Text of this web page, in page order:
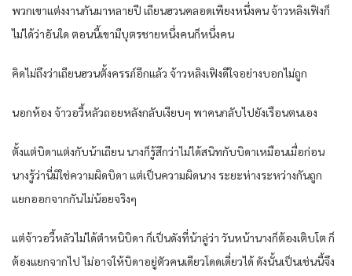
พวกเขาแต่งงานกันมาหลายปี เถียนฮวนคลอดเพียงหนึ่งคน จ้าวหลิงเฟิงก็
ไม่ได้ว่าอันใด ตอนนี้เขามีบุตรชายหนึ่งคนก็หนึ่งคน
คิดไม่ถึงว่าเถียนฮวนตั้งครรภ์อีกแล้ว จ้าวหลิงเฟิงดีใจอย่างบอกไม่ถูก
นอกห้อง จ้าวอวี้หลัวถอยหลังกลับเงียบๆ พาคนกลับไปยังเรือนตนเอง
ตั้งแต่บิดาแต่งกับน้าเถียน นางก็รู้สึกว่าไม่ได้สนิทกับบิดาเหมือนเมื่อก่อน
นางรู้ว่านี่มิใช่ความผิดบิดา แต่เป็นความผิดนาง ระยะห่างระหว่างกันถูก
แยกออกจากกันไม่น้อยจริงๆ
แต่จ้าวอวี้หลัวไม่ได้ตำหนิบิดา ก็เป็นดังที่น้าลู่ว่า วันหน้านางก็ต้องเติบโต ก็
ต้องแยกจากไป ไม่อาจให้บิดาอยู่ตัวคนเดียวโดดเดี่ยวได้ ดังนั้นเป็นเช่นนี้จึง